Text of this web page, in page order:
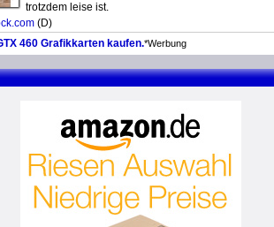
trotzdem leise ist.
(D)
460 Grafikkarten kaufen.*Werbung